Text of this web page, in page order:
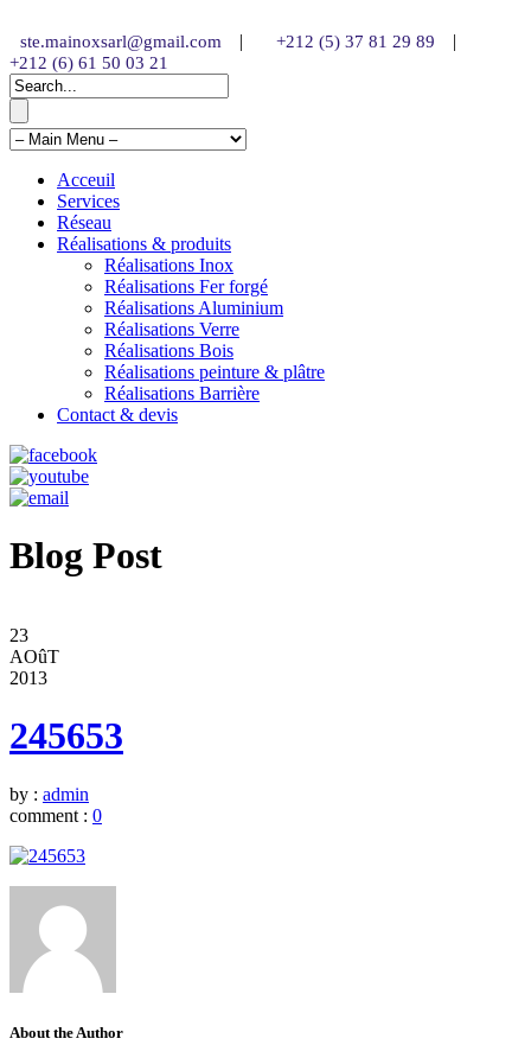
ste.mainoxsarl@gmail.com | +212 (5) 37 81 29 89 |
+212 (6) 61 50 03 21
Acceuil
Services
Réseau
Réalisations & produits
Réalisations Inox
Réalisations Fer forgé
Réalisations Aluminium
Réalisations Verre
Réalisations Bois
Réalisations peinture & plâtre
Réalisations Barrière
Contact & devis
Blog Post
23
AOûT
2013
245653
by : admin
comment : 0
About the Author